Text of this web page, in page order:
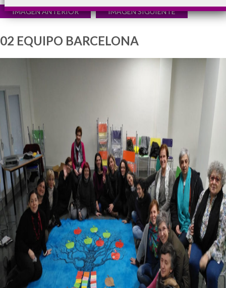
IMAGEN ANTERIOR IMAGEN SIGUIENTE
02 EQUIPO BARCELONA